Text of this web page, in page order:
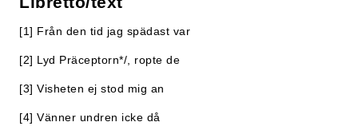
[1] Från den tid jag spädast var
[2] Lyd Präceptorn*/, ropte de
[3] Visheten ej stod mig an
[4] Vänner undren icke då